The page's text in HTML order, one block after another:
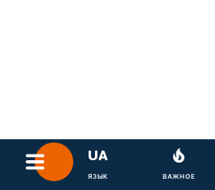
ЯЗЫК ВАЖНОЕ